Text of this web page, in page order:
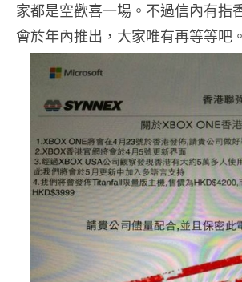
家都是空歡喜一場。不過信內有指
會於年內推出，大家唯有再等等吧。